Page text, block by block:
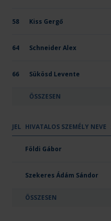
58 Kiss Gergő
64 Schneider Alex
66 Sükösd Levente
ÖSSZESEN
JEL HIVATALOS SZEMÉLY NEVE
Földi Gábor
Szekeres Ádám Sándor
ÖSSZESEN